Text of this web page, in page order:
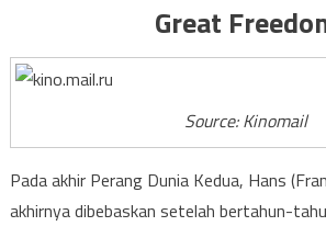
Great
Source: Kinomail
Pada akhir Perang Dunia Kedua, Hans
akhirnya dibebaskan setelah bertahun-